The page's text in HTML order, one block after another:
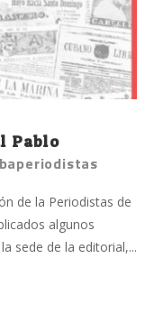
Pablo
de la Periodistas de
algunos
sede de la editorial,...